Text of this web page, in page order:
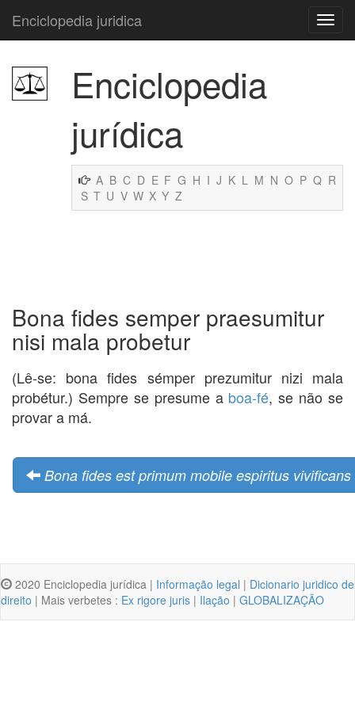
Enciclopedia juridica
Enciclopedia
jurídica
A B C D E F G H I J K L M N O P Q R
S T U V W X Y Z
Bona fides semper praesumitur
nisi mala probetur
(Lê-se: bona fides sémper prezumitur nizi mala
probétur.) Sempre se presume a boa-fé, se não se
provar a má.
Bona fides est primum mobile espiritus vivificans
2020 Enciclopedia jurídica | Informação legal | Dicionario juridico de
direito | Mais verbetes : Ex rigore juris | Ilação | GLOBALIZAÇÃO